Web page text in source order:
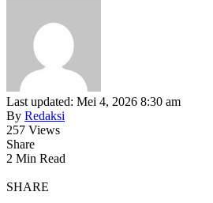
Last updated: Mei 4, 2026 8:30 am
By Redaksi
257 Views
Share
2 Min Read
SHARE